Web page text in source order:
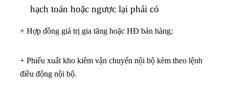
hạch toán hoặc ngược lại phải có
+ Hợp đồng giá trị gia tăng hoặc HĐ bán hàng;
+ Phiếu xuất kho kiêm vận chuyển nội bộ kèm theo lệnh
điều động nội bộ.